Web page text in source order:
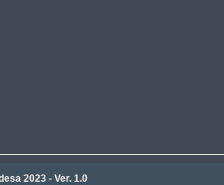
2023 - Ver. 1.0